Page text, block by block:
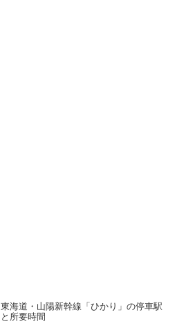
東海道・山陽新幹線「ひかり」の停車駅
と所要時間